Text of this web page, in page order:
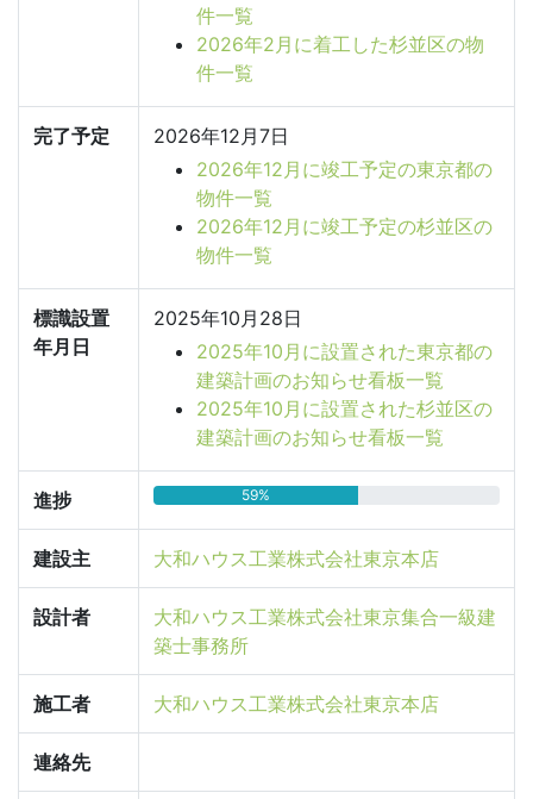
件一覧
2026年2月に着工した杉並区の物
件一覧
完了予定
2026年12月7日
2026年12月に竣工予定の東京都の
物件一覧
2026年12月に竣工予定の杉並区の
物件一覧
標識設置
年月日
2025年10月28日
2025年10月に設置された東京都の
建築計画のお知らせ看板一覧
2025年10月に設置された杉並区の
建築計画のお知らせ看板一覧
進捗 59%
建設主 大和ハウス工業株式会社東京本店
設計者
大和ハウス工業株式会社東京集合一級建
築士事務所
施工者 大和ハウス工業株式会社東京本店
連絡先